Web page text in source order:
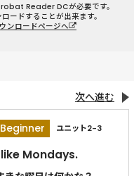
Reader DCが必要です。
ードすることが出来ます。
ロードページへ
次へ進む
Beginner ユニット2-3
like Mondays.